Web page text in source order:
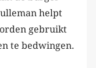
helpt
gebruikt
te bedwingen.